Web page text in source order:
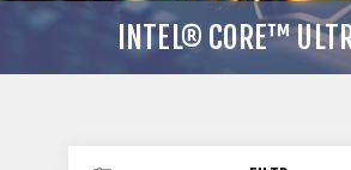
INTEL® CORE™